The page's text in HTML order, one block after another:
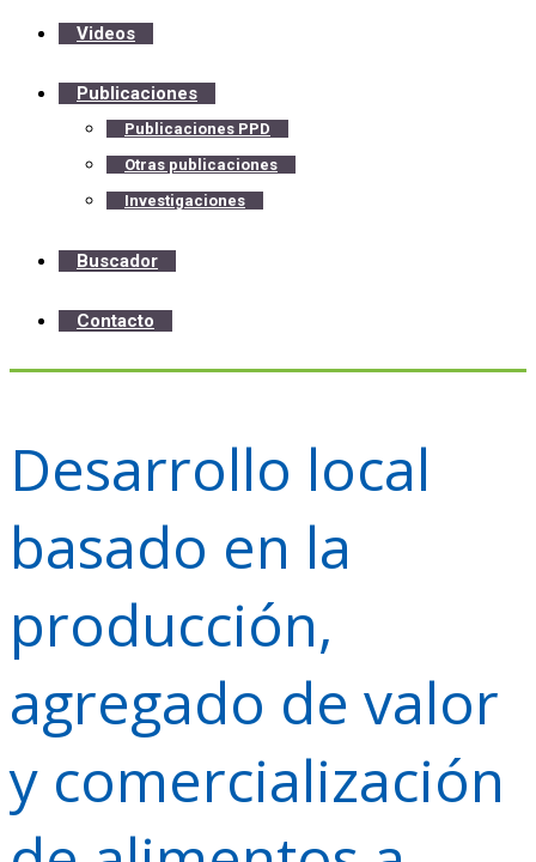
Videos
Publicaciones
Publicaciones PPD
Otras publicaciones
Investigaciones
Buscador
Contacto
Desarrollo local
basado en la
producción,
agregado de valor
y comercialización